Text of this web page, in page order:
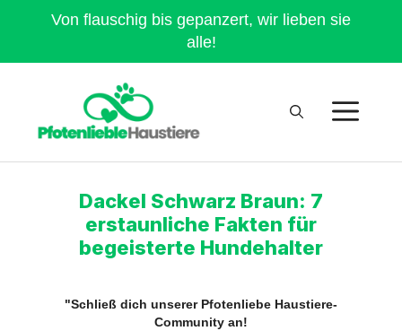
Von flauschig bis gepanzert, wir lieben sie
alle!
Dackel Schwarz Braun: 7
erstaunliche Fakten für
begeisterte Hundehalter
"Schließ dich unserer Pfotenliebe Haustiere-
Community an!